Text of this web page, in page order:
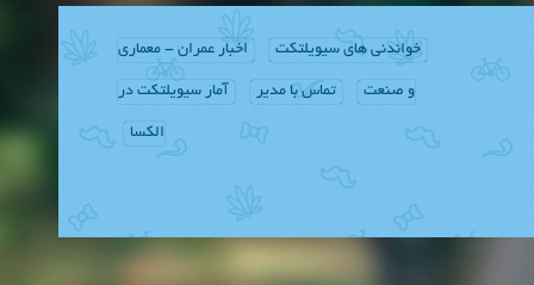
خواندنی های سیویلتکت اخبار عمران - معماری
و صنعت تماس با مدیر آمار سیویلتکت در
الکسا